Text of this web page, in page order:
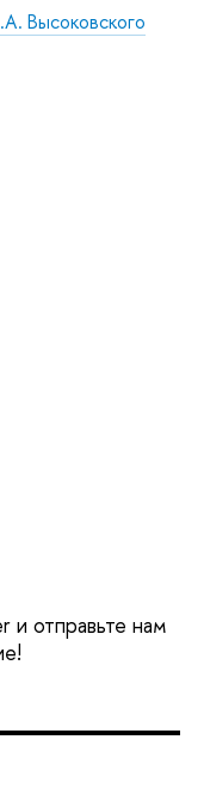
Высоковского
отправьте нам